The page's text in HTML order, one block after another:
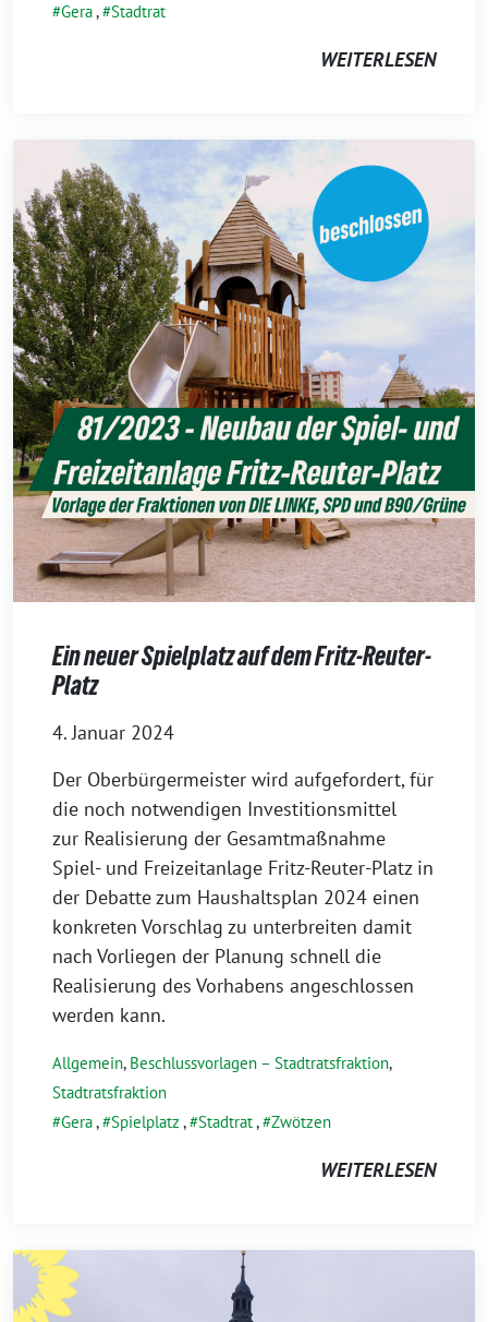
Gera, Stadtrat
WEITERLESEN
Ein neuer Spielplatz auf dem Fritz-Reuter-
Platz
4. Januar 2024
Der Oberbürgermeister wird aufgefordert, für
die noch notwendigen Investitionsmittel
zur Realisierung der Gesamtmaßnahme
Spiel- und Freizeitanlage Fritz-Reuter-Platz in
der Debatte zum Haushaltsplan 2024 einen
konkreten Vorschlag zu unterbreiten damit
nach Vorliegen der Planung schnell die
Realisierung des Vorhabens angeschlossen
werden kann.
Allgemein, Beschlussvorlagen – Stadtratsfraktion,
Stadtratsfraktion
Gera, Spielplatz , Stadtrat, Zwötzen
WEITERLESEN